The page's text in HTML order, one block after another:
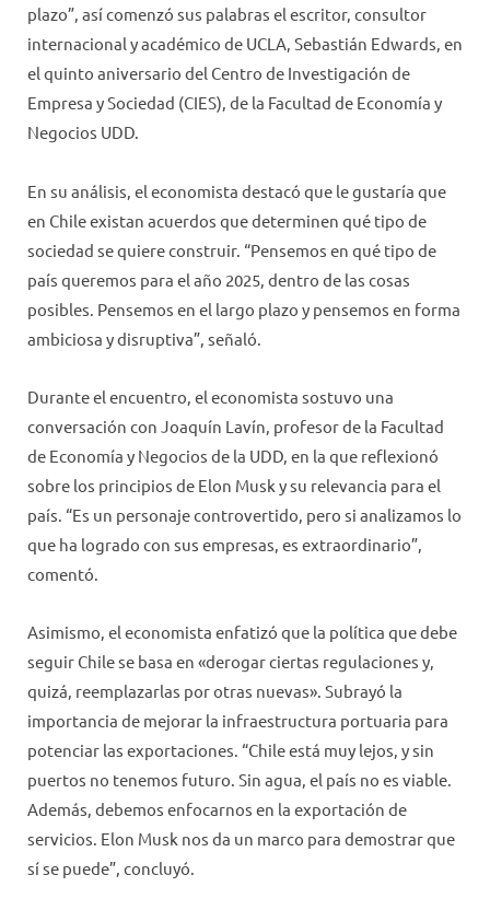
plazo”, así comenzó sus palabras el escritor, consultor
internacional y académico de UCLA, Sebastián Edwards, en
el quinto aniversario del Centro de Investigación de
Empresa y Sociedad (CIES), de la Facultad de Economía y
Negocios UDD.
En su análisis, el economista destacó que le gustaría que
en Chile existan acuerdos que determinen qué tipo de
sociedad se quiere construir. “Pensemos en qué tipo de
país queremos para el año 2025, dentro de las cosas
posibles. Pensemos en el largo plazo y pensemos en forma
ambiciosa y disruptiva”, señaló.
Durante el encuentro, el economista sostuvo una
conversación con Joaquín Lavín, profesor de la Facultad
de Economía y Negocios de la UDD, en la que reflexionó
sobre los principios de Elon Musk y su relevancia para el
país. “Es un personaje controvertido, pero si analizamos lo
que ha logrado con sus empresas, es extraordinario”,
comentó.
Asimismo, el economista enfatizó que la política que debe
seguir Chile se basa en «derogar ciertas regulaciones y,
quizá, reemplazarlas por otras nuevas». Subrayó la
importancia de mejorar la infraestructura portuaria para
potenciar las exportaciones. “Chile está muy lejos, y sin
puertos no tenemos futuro. Sin agua, el país no es viable.
Además, debemos enfocarnos en la exportación de
servicios. Elon Musk nos da un marco para demostrar que
sí se puede”, concluyó.